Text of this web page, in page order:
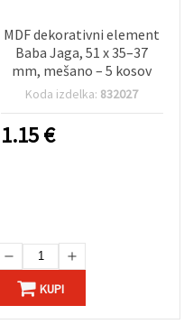
MDF dekorativni element
Baba Jaga, 51 x 35–37
mm, mešano – 5 kosov
Koda izdelka: 832027
1.15€
KUPI